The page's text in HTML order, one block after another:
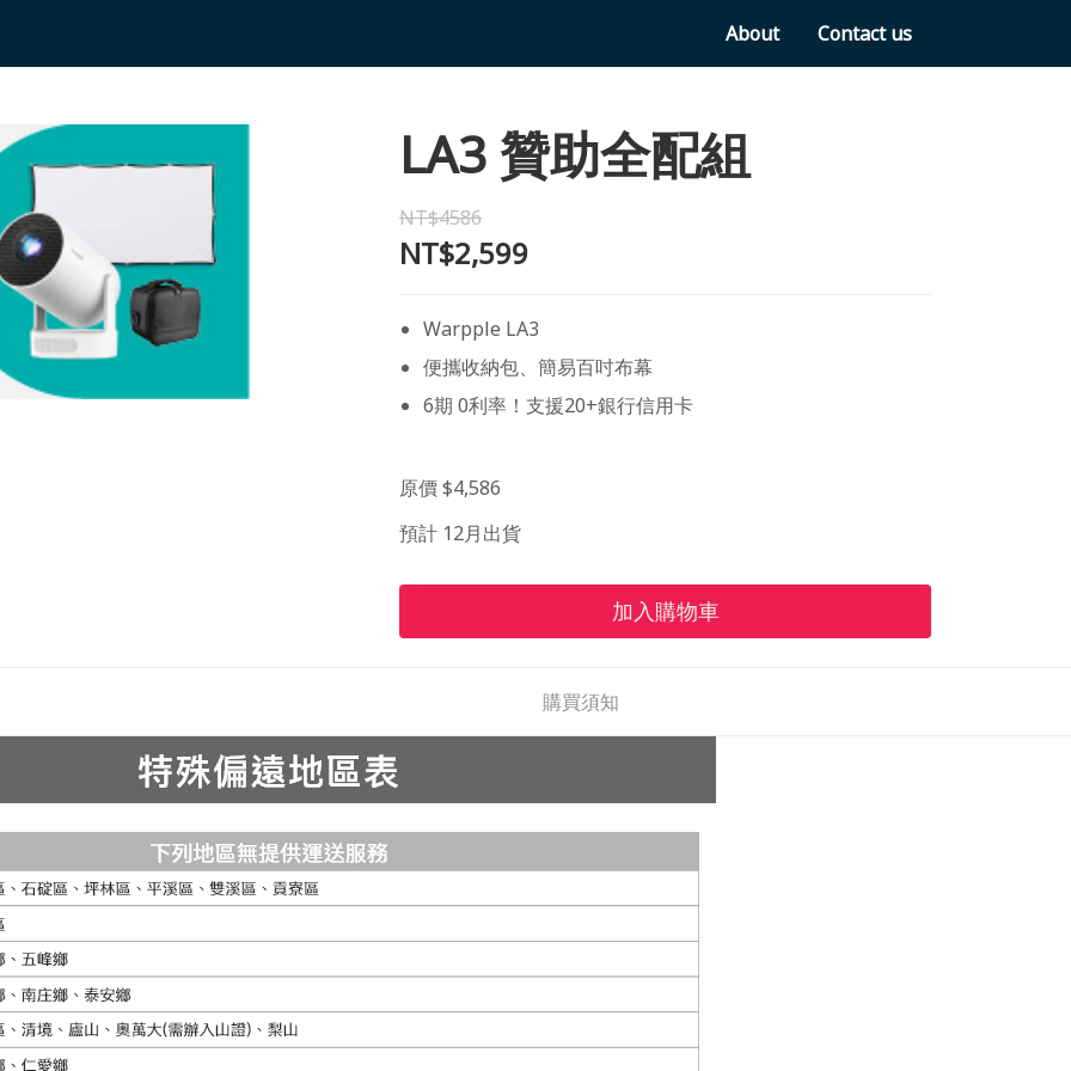
About Contact us
LA3 贊助全配組
NT$4586
NT$2,599
Warpple LA3
便攜收納包、簡易百吋布幕
6期 0利率！支援20+銀行信用卡
原價 $4,586
預計 12月出貨
加入購物車
購買須知